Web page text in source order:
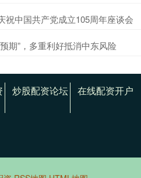
祝中国共产党成立105周年座谈会
期”，多重利好抵消中东风险
炒股配资论坛 在线配资开户